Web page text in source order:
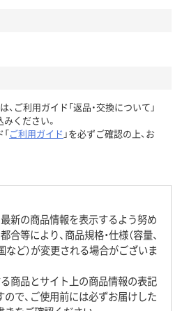
、ご利用ガイド「返品・交換について」
ください。
ご利用ガイド 」を必ずご確認の上、お
新の商品情報を表示するよう努め
等により、商品規格・仕様（容量、
など）が変更される場合がございま
商品とサイト上の商品情報の表記
で、ご使用前には必ずお届けした